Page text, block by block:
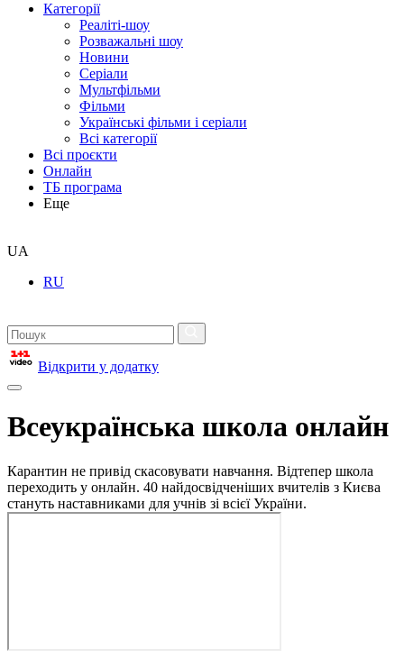
Категорії
Реаліті-шоу
Розважальні шоу
Новини
Серіали
Мультфільми
Фільми
Українські фільми і серіали
Всі категорії
Всі проєкти
Онлайн
ТБ програма
Еще
UA
RU
Відкрити у додатку
Всеукраїнська школа онлайн
Карантин не привід скасовувати навчання. Відтепер школа
переходить у онлайн. 40 найдосвідченіших вчителів з Києва
стануть наставниками для учнів зі всієї України.